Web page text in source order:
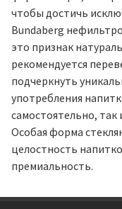
чтобы достичь
Bundaberg
это признак
рекомендуется
подчеркнуть
употребления
самостоятельно, так
Особая форма
целостность
премиальность.